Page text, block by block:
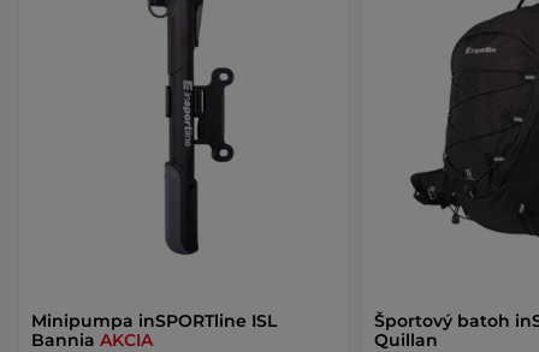
Minipumpa inSPORTline ISL
Bannia AKCIA
Športový batoh
Quillan